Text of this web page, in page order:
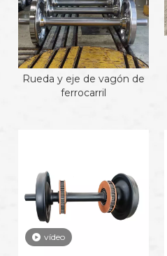
Rueda y eje de vagón de
ferrocarril
vídeo